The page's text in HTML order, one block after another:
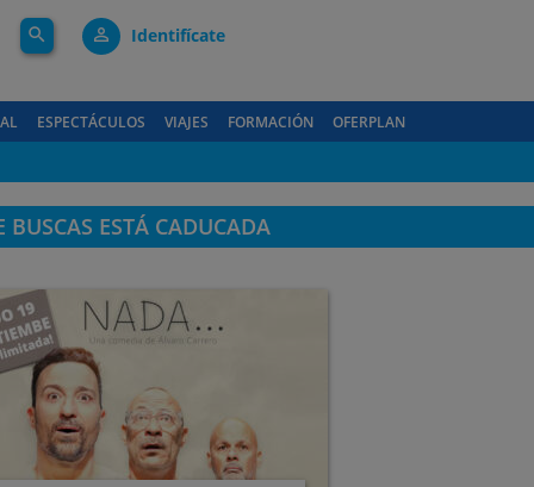
search person_outline Identifícate
ESPECTÁCULOS VIAJES FORMACIÓN OFERPLAN
ESTÁ CADUCADA